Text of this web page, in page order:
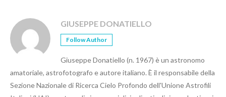
GIUSEPPE DONATIELLO
Follow Author
Giuseppe Donatiello (n. 1967) è un astronomo
amatoriale, astrofotografo e autore italiano. È il responsabile della
Sezione Nazionale di Ricerca Cielo Profondo dell'Unione Astrofili